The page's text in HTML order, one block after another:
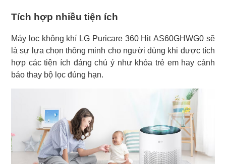
Tích hợp nhiều tiện ích
Máy lọc không khí LG Puricare 360 Hit AS60GHWG0 sẽ
là sự lựa chọn thông minh cho người dùng khi được tích
hợp các tiện ích đáng chú ý như khóa trẻ em hay cảnh
báo thay bộ lọc đúng hạn.